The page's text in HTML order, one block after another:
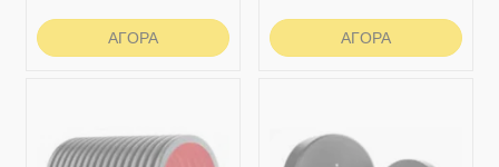
ΑΓΟΡΆ ΑΓΟΡΆ